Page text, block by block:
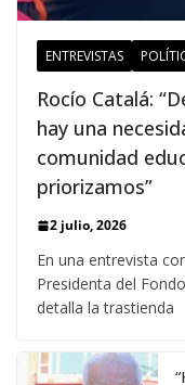
ENTREVISTAS
Rocío Catalá:
hay una
comunidad
priorizamos”
2 julio, 2026
En una entrevista
Presidenta del
detalla la trastienda